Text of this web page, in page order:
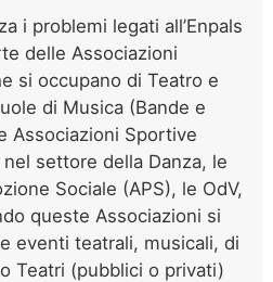
i problemi legati all’Enpals
delle Associazioni
si occupano di Teatro e
di Musica (Bande e
Associazioni Sportive
settore della Danza, le
Sociale (APS), le OdV,
queste Associazioni si
eventi teatrali, musicali, di
Teatri (pubblici o privati)